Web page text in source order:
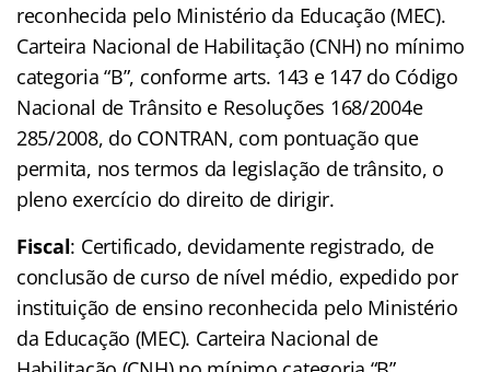
reconhecida pelo Ministério da Educação (MEC).
Carteira Nacional de Habilitação (CNH) no mínimo
categoria “B”, conforme arts. 143 e 147 do Código
Nacional de Trânsito e Resoluções 168/2004e
285/2008, do CONTRAN, com pontuação que
permita, nos termos da legislação de trânsito, o
pleno exercício do direito de dirigir.
Fiscal: Certificado, devidamente registrado, de
conclusão de curso de nível médio, expedido por
instituição de ensino reconhecida pelo Ministério
da Educação (MEC). Carteira Nacional de